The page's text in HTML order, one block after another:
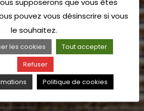
supposerons que vous êtes
pouvez vous désinscrire si vous
le souhaitez.
les cookies
Tout accepter
Refuser
Politique de cookies